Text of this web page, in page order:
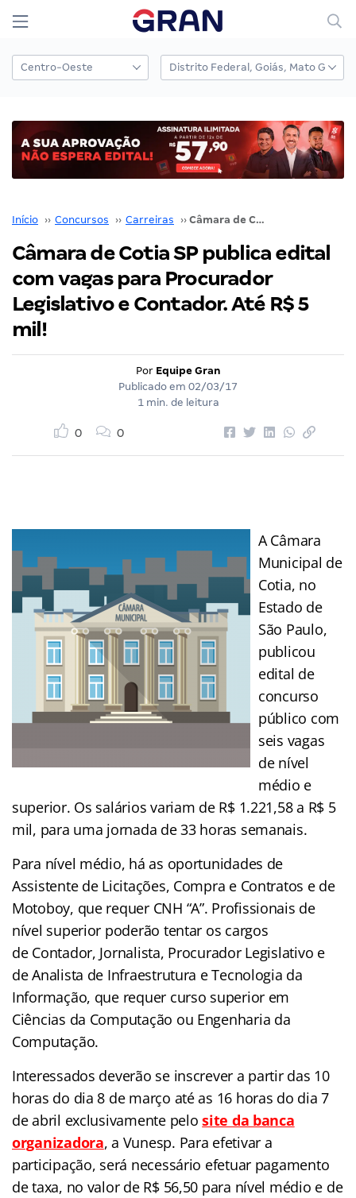
Início ›› Concursos ›› Carreiras ›› Câmara de Cotia SP publica edital com vagas para Procurador Legislativo e Contador. Até R$ 5 mil!
Câmara de Cotia SP publica edital
com vagas para Procurador
Legislativo e Contador. Até R$ 5
mil!
Por Equipe Gran
Publicado em 02/03/17
1 min. de leitura
0 0
A Câmara
Municipal de
Cotia, no
Estado de
São Paulo,
publicou
edital de
concurso
público com
seis vagas
de nível
médio e
superior. Os salários variam de R$ 1.221,58 a R$ 5
mil, para uma jornada de 33 horas semanais.
Para nível médio, há as oportunidades de
Assistente de Licitações, Compra e Contratos e de
Motoboy, que requer CNH “A”. Profissionais de
nível superior poderão tentar os cargos
de Contador, Jornalista, Procurador Legislativo e
de Analista de Infraestrutura e Tecnologia da
Informação, que requer curso superior em
Ciências da Computação ou Engenharia da
Computação.
Interessados deverão se inscrever a partir das 10
horas do dia 8 de março até as 16 horas do dia 7
de abril exclusivamente pelosite da banca
organizadora, a Vunesp. Para efetivar a
participação, será necessário efetuar pagamento
de taxa, no valor de R$ 56,50 para nível médio e de